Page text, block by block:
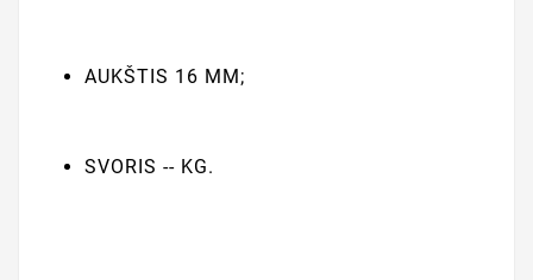
AUKŠTIS 16 MM;
SVORIS -- KG.